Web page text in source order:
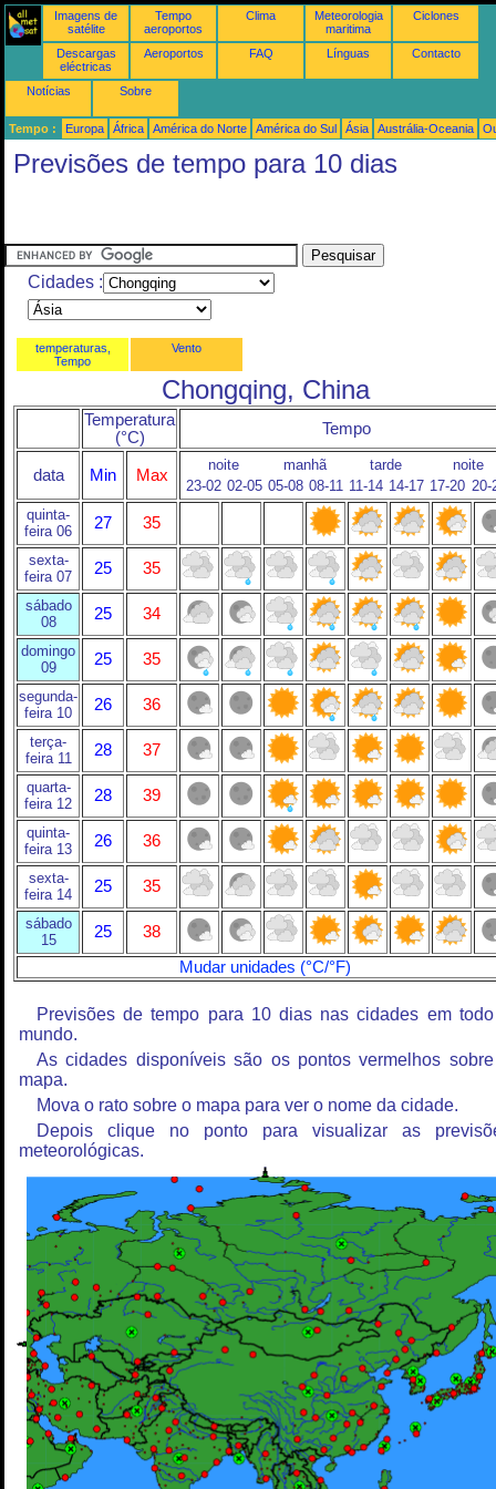
Imagens de
satélite
Tempo
aeroportos
Clima
Meteorologia
maritima
Ciclones
Descargas
eléctricas
Aeroportos FAQ Línguas Contacto
Notícias Sobre
Tempo : Europa África América do Norte América do Sul Ásia Austrália-Oceania
Previsões de tempo para 10 dias
Cidades :
temperaturas,
Tempo
Vento
Chongqing, China
Temperatura
(°C)
Tempo
data Min Max
noite manhã tarde
noite
23-02 02-05 05-08 08-11 11-14 14-17 17-20 20-
quinta-
feira 06
27 35
sexta-
feira 07
25 35
sábado
08
25 34
domingo
09
25 35
segunda-
feira 10
26 36
terça-
feira 11
28 37
quarta-
feira 12
28 39
quinta-
feira 13
26 36
sexta-
feira 14
25 35
sábado
15
25
38
Mudar unidades (°C/°F)
Previsões de tempo para 10 dias nas cidades em
mundo.
As cidades disponíveis são os pontos vermelhos
mapa.
Mova o rato sobre o mapa para ver o nome da cidade.
Depois clique no ponto para visualizar as
meteorológicas.